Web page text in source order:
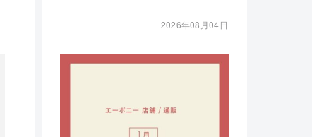
2026年08月04日